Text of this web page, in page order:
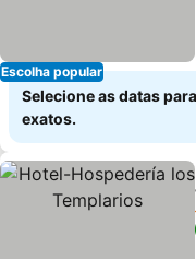
Escolha popular
Selecione as datas
exatos.